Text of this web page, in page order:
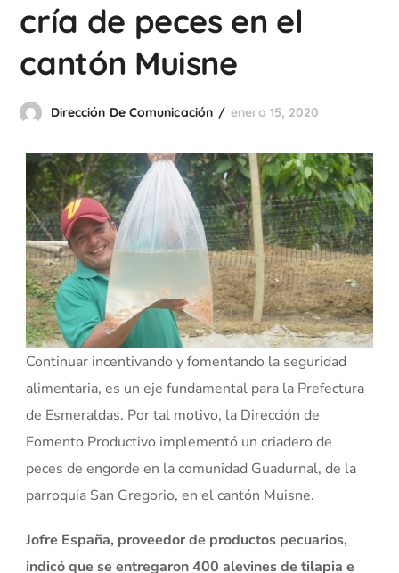
cría de peces en el
cantón Muisne
Dirección De Comunicación enero 15, 2020
Continuar incentivando y fomentando la seguridad
alimentaria, es un eje fundamental para la Prefectura
de Esmeraldas. Por tal motivo, la Dirección de
Fomento Productivo implementó un criadero de
peces de engorde en la comunidad Guadurnal, de la
parroquia San Gregorio, en el cantón Muisne.
Jofre España, proveedor de productos pecuarios,
indicó que se entregaron 400 alevines de tilapia e